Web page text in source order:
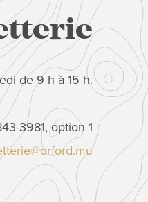
de 9 h à 15 h.
3981, option 1